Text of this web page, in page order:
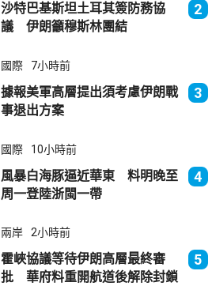
沙特巴基斯坦土耳其簽防務協
議 伊朗籲穆斯林團結
2
國際 7小時前
據報美軍高層提出須考慮伊朗戰
事退出方案
3
國際 10小時前
風暴白海豚逼近華東 料明晚至
周一登陸浙閩一帶
4
兩岸 2小時前
霍峽協議等待伊朗高層最終審
批 華府料重開航道後解除封鎖
5